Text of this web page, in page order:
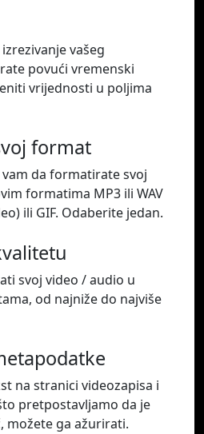
vašeg
povući vremenski
vrijednosti u poljima
format
da formatirate svoj
formatima MP3 ili WAV
ili GIF. Odaberite jedan.
svoj video / audio u
od najniže do najviše
na stranici videozapisa i
pretpostavljamo da je
možete ga ažurirati.